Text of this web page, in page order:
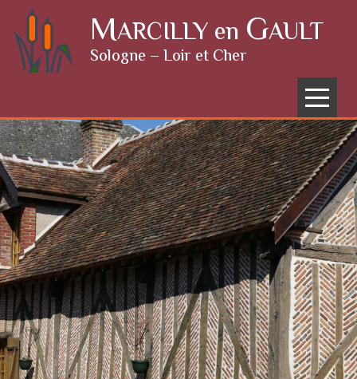
Skip to content MARCILLY en GAULT
Sologne – Loir et Cher
Menu